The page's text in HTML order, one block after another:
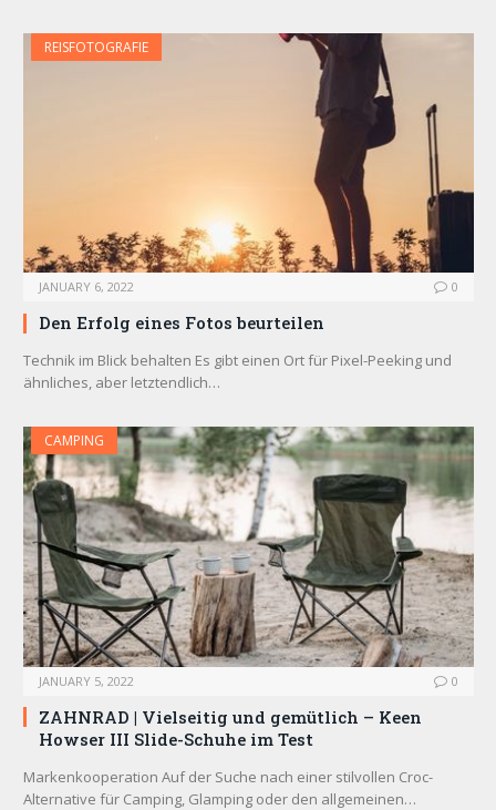
REISFOTOGRAFIE
JANUARY 6, 2022 0
Den Erfolg eines Fotos beurteilen
Technik im Blick behalten Es gibt einen Ort für Pixel-Peeking und
ähnliches, aber letztendlich…
CAMPING
JANUARY 5, 2022 0
ZAHNRAD ​​| Vielseitig und gemütlich – Keen
Howser III Slide-Schuhe im Test
Markenkooperation Auf der Suche nach einer stilvollen Croc-
Alternative für Camping, Glamping oder den allgemeinen…